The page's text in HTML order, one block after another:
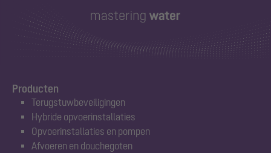
Producten
Terugstuwbeveiligingen
Hybride opvoerinstallaties
Opvoerinstallaties en pompen
Afvoeren en douchegoten